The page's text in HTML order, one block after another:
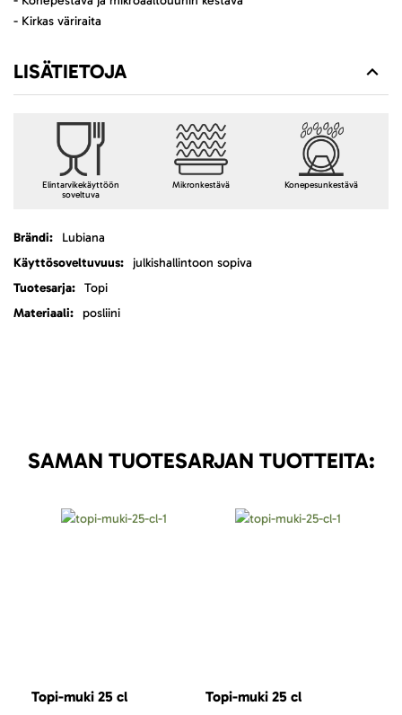
- Kirkas väriraita
LISÄTIETOJA
Elintarvikekäyttöön
soveltuva
Mikronkestävä Konepesunkestävä
LisätietojaLubiana
julkishallintoon sopiva
Topi
posliini
SAMAN TUOTESARJAN TUOTTEITA:
Topi-muki 25 cl Topi-muki 25 cl